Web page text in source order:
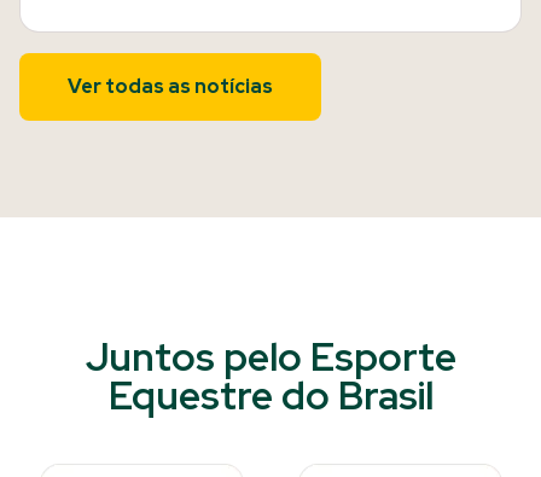
Ver todas as notícias
Juntos pelo Esporte
Equestre do Brasil​